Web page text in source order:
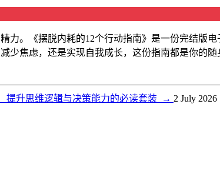
。《摆脱内耗的12个行动指南》是一份完结版
焦虑，还是实现自我成长，这份指南都是你的
提升思维逻辑与决策能力的必读套装 → 2 July 2026